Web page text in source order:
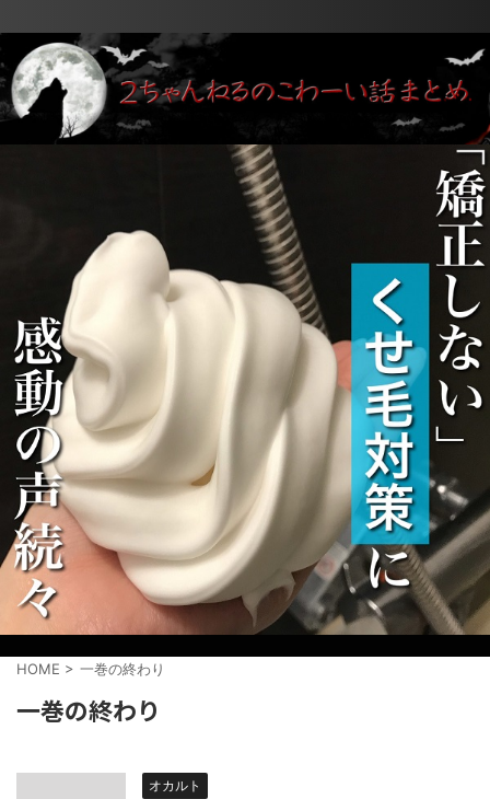
HOME > 一巻の終わり
一巻の終わり
オカルト